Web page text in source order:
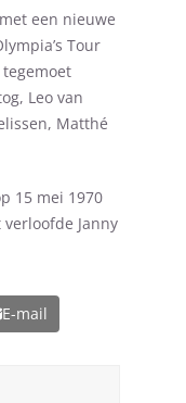
een nieuwe
Tour
Leo van
Matthé
15 mei 1970
Janny
E-mail